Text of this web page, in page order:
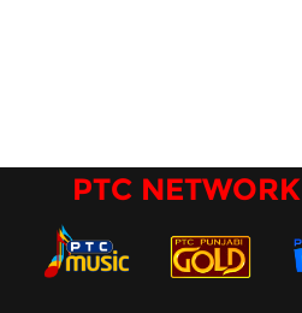
PTC NETWORK